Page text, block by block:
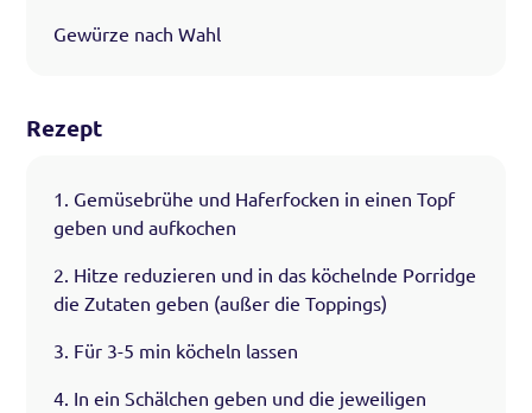
Gewürze nach Wahl
Rezept
1. Gemüsebrühe und Haferfocken in einen Topf
geben und aufkochen
2. Hitze reduzieren und in das köchelnde Porridge
die Zutaten geben (außer die Toppings)
3. Für 3-5 min köcheln lassen
4. In ein Schälchen geben und die jeweiligen